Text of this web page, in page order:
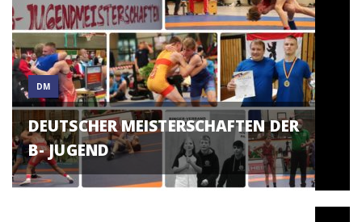
DM
DEUTSCHER MEISTERSCHAFTEN DER
B- JUGEND